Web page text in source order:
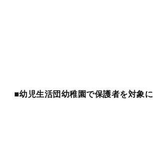
■幼児生活団幼稚園で保護者を対象に